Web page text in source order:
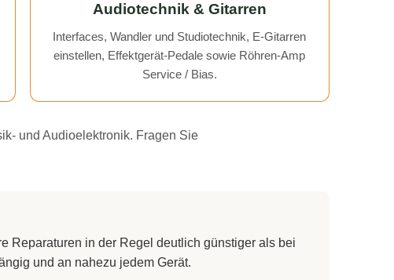
Audiotechnik & Gitarren
Interfaces, Wandler und Studiotechnik, E-Gitarren
einstellen, Effektgerät-Pedale sowie Röhren-Amp
Service / Bias.
und Audioelektronik. Fragen Sie
Reparaturen in der Regel deutlich günstiger als bei
und an nahezu jedem Gerät.